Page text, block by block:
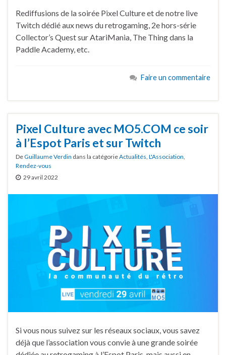
Rediffusions de la soirée Pixel Culture et de notre live
Twitch dédié aux news du retrogaming, 2e hors-série
Collector’s Quest sur AtariMania, The Thing dans la
Paddle Academy, etc.
Faire un commentaire
Pixel Culture avec MO5.COM ce soir
à l’Espot Paris et sur Twitch
DeGuillaume Verdin dans la catégorieActualités L'Association
Rendez-vous
29 avril 2022
Si vous nous suivez sur les réseaux sociaux, vous savez
déjà que l’association vous convie à une grande soirée